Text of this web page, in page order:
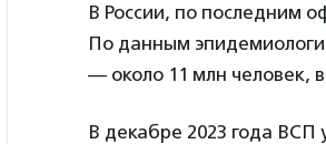
В России, по последним
По данным
— около 11 млн человек,
В декабре 2023 года ВСП